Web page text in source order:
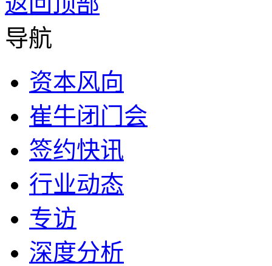
导航
资本风向
崔牛闭门会
签约快讯
行业动态
专访
深度分析